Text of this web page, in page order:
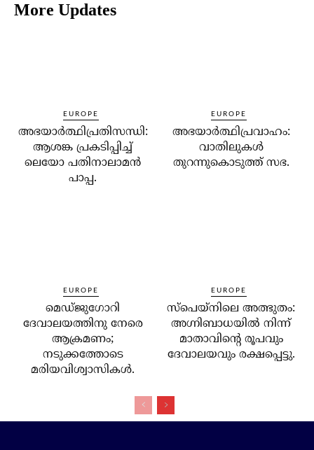
More Updates
EUROPE
അഭയാര്‍ത്ഥിപ്രതിസന്ധി:
ആശങ്ക പ്രകടിപ്പിച്ച്
ലെയോ പതിനാലാമന്‍
പാപ്പ.
EUROPE
അഭയാര്‍ത്ഥിപ്രവാഹം:
വാതിലുകള്‍
തുറന്നുകൊടുത്ത് സഭ.
EUROPE
മെഡ്ജുഗോറി
ദേവാലയത്തിനു നേരെ
ആക്രമണം;
നടുക്കത്തോടെ
മരിയവിശ്വാസികള്‍.
EUROPE
സ്‌പെയ്‌നിലെ അത്ഭുതം:
അഗ്നിബാധയില്‍ നിന്ന്
മാതാവിന്റെ രൂപവും
ദേവാലയവും രക്ഷപ്പെട്ടു.